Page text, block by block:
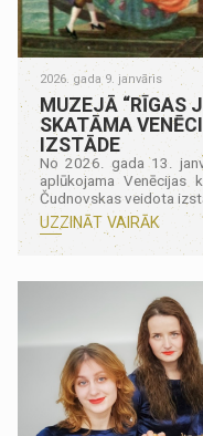
2026. gada 9. janvāris
MUZEJĀ “RĪGAS
SKATĀMA
IZSTĀDE
No 2026. gada 13.
aplūkojama Venēcijas
Čudnovskas veidota
UZZINĀT VAIRĀK